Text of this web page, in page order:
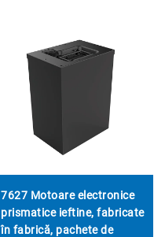
7627 Motoare electronice
prismatice ieftine, fabricate
în fabrică, pachete de